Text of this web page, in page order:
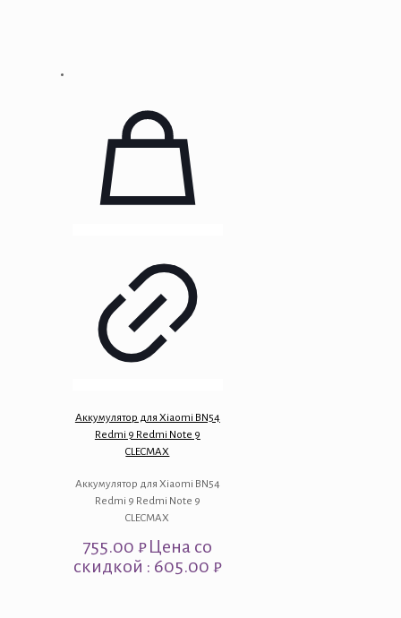
Аккумулятор для Xiaomi BN54
Redmi 9 Redmi Note 9
CLECMAX
Аккумулятор для Xiaomi BN54
Redmi 9 Redmi Note 9
CLECMAX
755.00₽Цена со
скидкой : 605.00 ₽